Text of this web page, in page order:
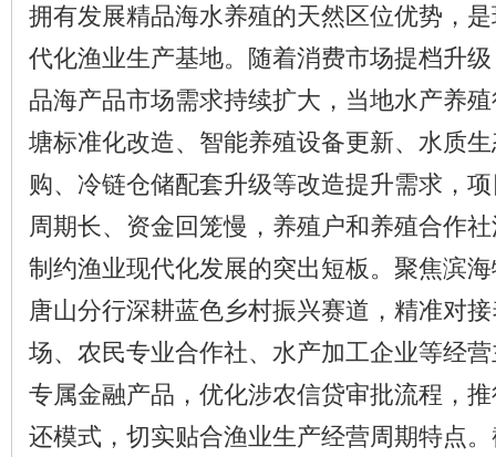
拥有发展精品海水养殖的天然区位优势，
代化渔业生产基地。随着消费市场提档升
品海产品市场需求持续扩大，当地水产养
塘标准化改造、智能养殖设备更新、水质
购、冷链仓储配套升级等改造提升需求，
周期长、资金回笼慢，养殖户和养殖合作
制约渔业现代化发展的突出短板。聚焦滨
唐山分行深耕蓝色乡村振兴赛道，精准对
场、农民专业合作社、水产加工企业等经
专属金融产品，优化涉农信贷审批流程，
还模式，切实贴合渔业生产经营周期特点